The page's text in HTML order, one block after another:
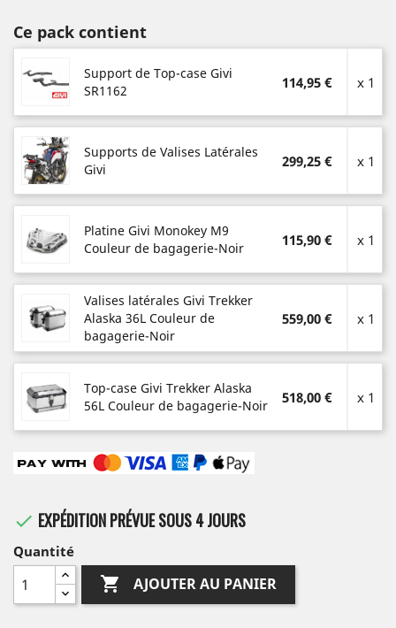
Ce pack contient
Support de Top-case Givi
SR1162
114,95 € x 1
Supports de Valises Latérales
Givi
299,25 € x 1
Platine Givi Monokey M9
Couleur de bagagerie-Noir
115,90 € x 1
Valises latérales Givi Trekker
Alaska 36L Couleur de
bagagerie-Noir
559,00 € x 1
Top-case Givi Trekker Alaska
56L Couleur de bagagerie-Noir
518,00 € x 1
 EXPÉDITION PRÉVUE SOUS 4 JOURS
Quantité
 AJOUTER AU PANIER